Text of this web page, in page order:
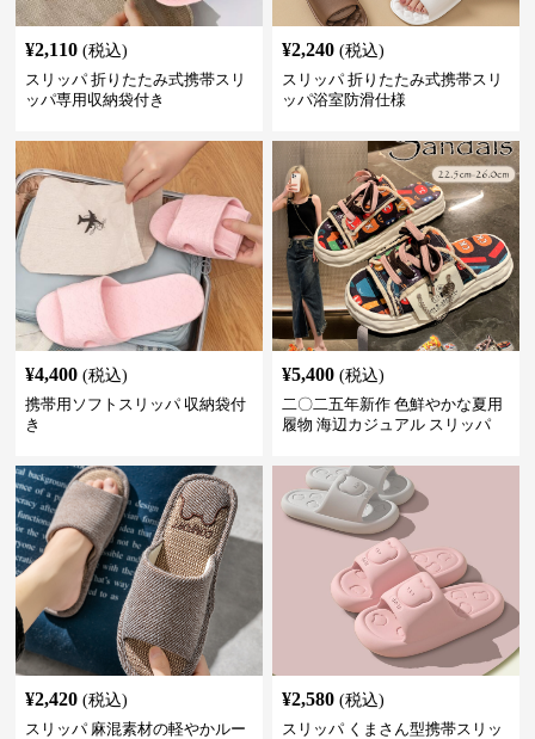
¥2,110 (税込)
スリッパ 折りたたみ式携帯スリ
ッパ専用収納袋付き
¥2,240 (税込)
スリッパ 折りたたみ式携帯スリ
ッパ浴室防滑仕様
¥4,400 (税込)
携帯用ソフトスリッパ 収納袋付
き
¥5,400 (税込)
二〇二五年新作 色鮮やかな夏用
履物 海辺カジュアル スリッパ
¥2,420 (税込)
スリッパ 麻混素材の軽やかルー
¥2,580 (税込)
スリッパ くまさん型携帯スリッ